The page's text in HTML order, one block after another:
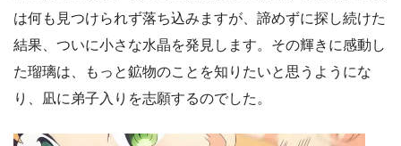
は何も見つけられず落ち込みますが、諦めずに探し続けた
結果、ついに小さな水晶を発見します。その輝きに感動し
た瑠璃は、もっと鉱物のことを知りたいと思うようにな
り、凪に弟子入りを志願するのでした。